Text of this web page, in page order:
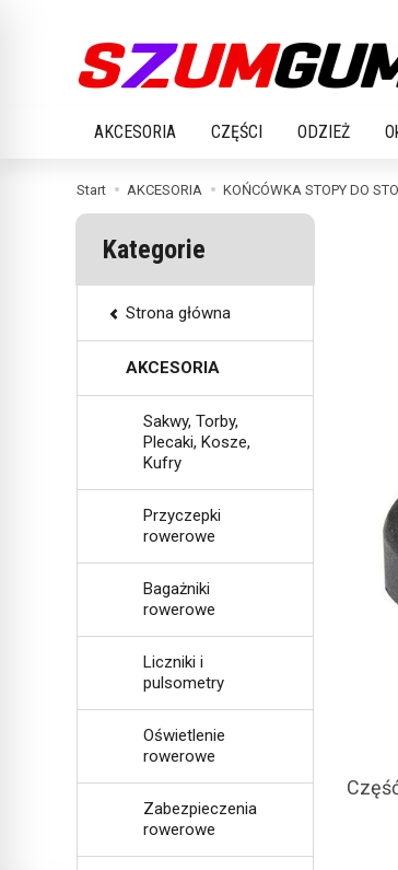
AKCESORIA CZĘŚCI ODZIEŻ
Start AKCESORIA KOŃCÓWKA STOPY DO
Kategorie
Strona główna
AKCESORIA
Sakwy, Torby,
Plecaki, Kosze,
Kufry
Przyczepki
rowerowe
Bagażniki
rowerowe
Liczniki i
pulsometry
Oświetlenie
rowerowe
Zabezpieczenia
rowerowe